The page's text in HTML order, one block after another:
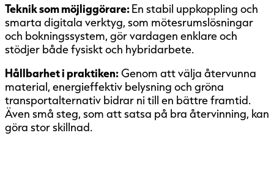
Teknik som möjliggörare:En stabil uppkoppling och
smarta digitala verktyg, som mötesrumslösningar
och bokningssystem, gör vardagen enklare och
stödjer både fysiskt och hybridarbete.
Hållbarhet i praktiken:Genom att välja återvunna
material, energieffektiv belysning och gröna
transportalternativ bidrar ni till en bättre framtid.
Även små steg, som att satsa på bra återvinning, kan
göra stor skillnad.